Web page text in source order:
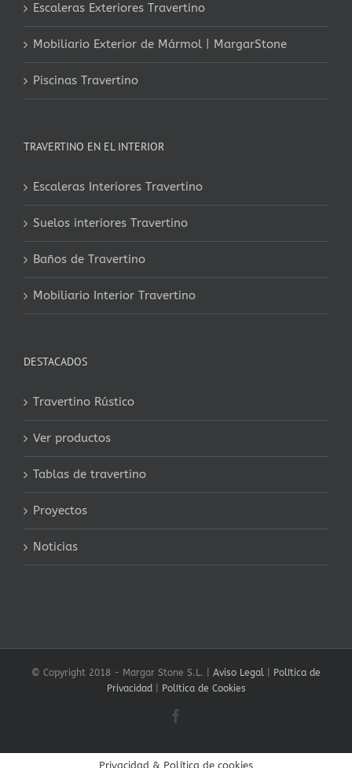
Escaleras Exteriores Travertino
Mobiliario Exterior de Mármol | MargarStone
Piscinas Travertino
TRAVERTINO EN EL INTERIOR
Escaleras Interiores Travertino
Suelos interiores Travertino
Baños de Travertino
Mobiliario Interior Travertino
DESTACADOS
Travertino Rústico
Ver productos
Tablas de travertino
Proyectos
Noticias
© Copyright 2018 - Margar Stone S.L. | Aviso Legal
Política de
Privacidad| Política de Cookies
Privacidad & Política de cookies